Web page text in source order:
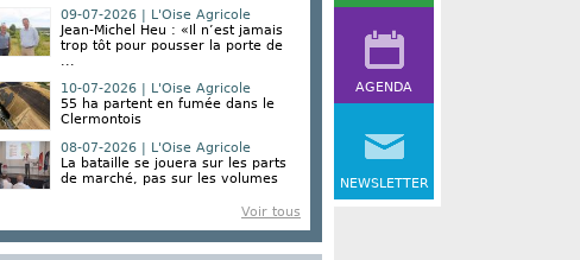
AGENDA
NEWSLETTER
09-07-2026 | L'Oise Agricole
Jean-Michel Heu : «Il n’est jamais
trop tôt pour pousser la porte de
...
10-07-2026 | L'Oise Agricole
55 ha partent en fumée dans le
Clermontois
08-07-2026 | L'Oise Agricole
La bataille se jouera sur les parts
de marché, pas sur les volumes
Voir tous